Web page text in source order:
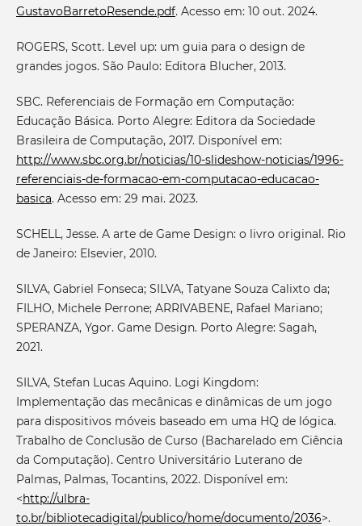
GustavoBarretoResende.pdf. Acesso em: 10 out. 2024.
ROGERS, Scott. Level up: um guia para o design de
grandes jogos. São Paulo: Editora Blucher, 2013.
SBC. Referenciais de Formação em Computação:
Educação Básica. Porto Alegre: Editora da Sociedade
Brasileira de Computação, 2017. Disponível em:
http://www.sbc.org.br/noticias/10-slideshow-noticias/1996-
referenciais-de-formacao-em-computacao-educacao-
basica. Acesso em: 29 mai. 2023.
SCHELL, Jesse. A arte de Game Design: o livro original. Rio
de Janeiro: Elsevier, 2010.
SILVA, Gabriel Fonseca; SILVA, Tatyane Souza Calixto da;
FILHO, Michele Perrone; ARRIVABENE, Rafael Mariano;
SPERANZA, Ygor. Game Design. Porto Alegre: Sagah,
2021.
SILVA, Stefan Lucas Aquino. Logi Kingdom:
Implementação das mecânicas e dinâmicas de um jogo
para dispositivos móveis baseado em uma HQ de lógica.
Trabalho de Conclusão de Curso (Bacharelado em Ciência
da Computação). Centro Universitário Luterano de
Palmas, Palmas, Tocantins, 2022. Disponível em:
<http://ulbra-
to.br/bibliotecadigital/publico/home/documento/2036>.